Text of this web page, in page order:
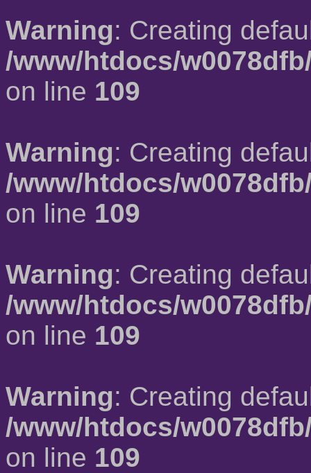
Warning: Creating
/www/htdocs/
on line 109
Warning: Creating
/www/htdocs/
on line 109
Warning: Creating
/www/htdocs/
on line 109
Warning: Creating
/www/htdocs/
on line 109